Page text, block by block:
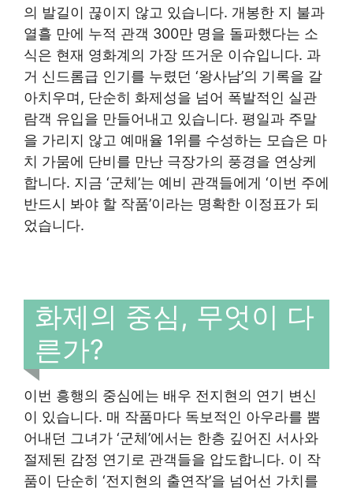
의 발길이 끊이지 않고 있습니다. 개봉한 지 불과
열흘 만에 누적 관객 300만 명을 돌파했다는 소
식은 현재 영화계의 가장 뜨거운 이슈입니다. 과
거 신드롬급 인기를 누렸던 ‘왕사남’의 기록을 갈
아치우며, 단순히 화제성을 넘어 폭발적인 실관
람객 유입을 만들어내고 있습니다. 평일과 주말
을 가리지 않고 예매율 1위를 수성하는 모습은 마
치 가뭄에 단비를 만난 극장가의 풍경을 연상케
합니다. 지금 ‘군체’는 예비 관객들에게 ‘이번 주에
반드시 봐야 할 작품’이라는 명확한 이정표가 되
었습니다.
화제의 중심, 무엇이 다
른가?
이번 흥행의 중심에는 배우 전지현의 연기 변신
이 있습니다. 매 작품마다 독보적인 아우라를 뿜
어내던 그녀가 ‘군체’에서는 한층 깊어진 서사와
절제된 감정 연기로 관객들을 압도합니다. 이 작
품이 단순히 ‘전지현의 출연작’을 넘어선 가치를